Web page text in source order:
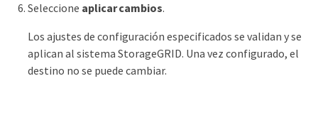
Seleccione aplicar cambios.
Los ajustes de configuración especificados se validan y se
aplican al sistema StorageGRID. Una vez configurado, el
destino no se puede cambiar.